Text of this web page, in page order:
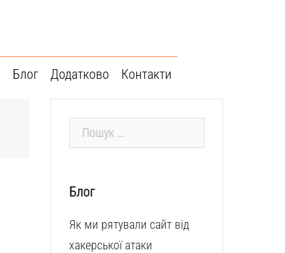
Блог Додатково Контакти
Пошук:
Блог
Як ми рятували сайт від
хакерської атаки